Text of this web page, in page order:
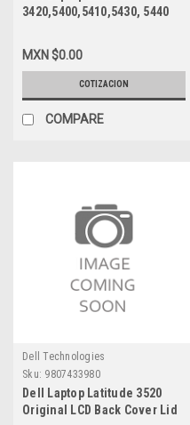
3420,5400,5410,5430, 5440
IPS (1920X1080) 30-Pin Matte
Non-Touch (No-Tabs)
/Pantalla No Tactil (Sin
Rieles) Ref Dell 391-BHDU,
XYC05, WCDHX, NV140FHM-
N4N
MXN $0.00
COTIZACION
COMPARE
Dell Technologies
Sku: 9807433980
Dell Laptop Latitude 3520
Original LCD Back Cover Lid